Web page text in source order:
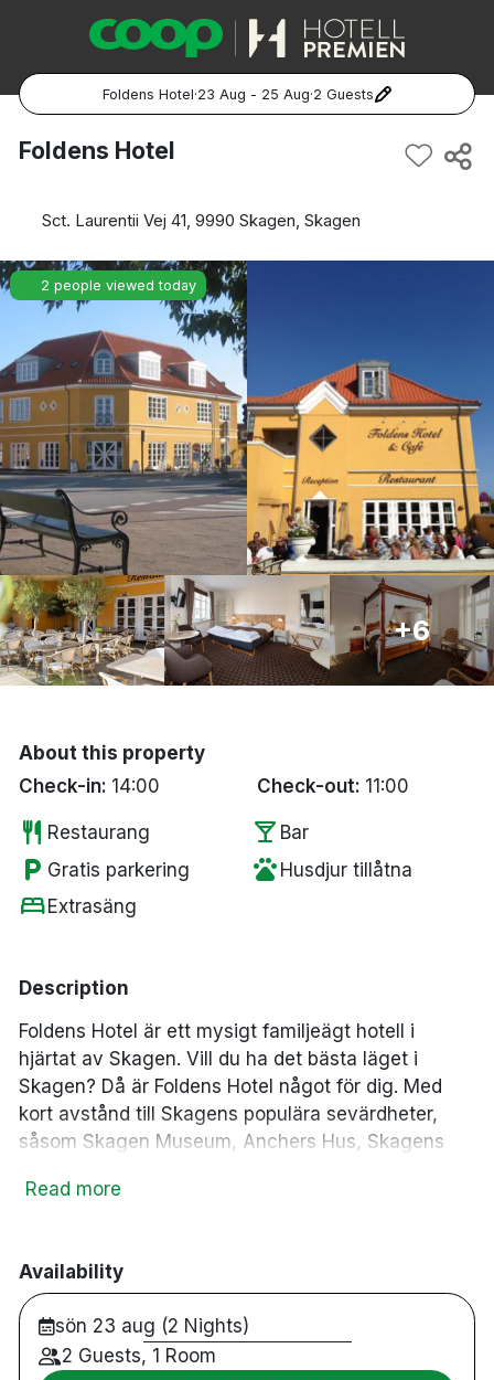
Foldens Hotel·23 Aug - 25 Aug·2 Guests
Popular Destinations:
Göteborg
Malmö
Hela Norge
Oslo
Bergen
Hela Danmark
Done
Foldens Hotel
Sct. Laurentii Vej 41, 9990 Skagen, Skagen
2 people viewed today
+6
About this property
Check-in: 14:00 Check-out: 11:00
restaurant Restaurang local_bar Bar
local_parking Gratis parkering pets Husdjur tillåtna
bed Extrasäng
Description
Foldens Hotel är ett mysigt familjeägt hotell i
hjärtat av Skagen. Vill du ha det bästa läget i
Skagen? Då är Foldens Hotel något för dig. Med
kort avstånd till Skagens populära sevärdheter,
såsom Skagen Museum, Anchers Hus, Skagens
gångavstånd! I Foldens Restaurant hittar du utsökt
Skagen!
Read more
Availability
sön 23 aug (2 Nights)
2 Guests, 1 Room